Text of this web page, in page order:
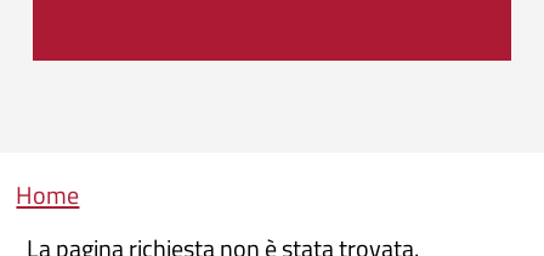
Briciole di pane
Home